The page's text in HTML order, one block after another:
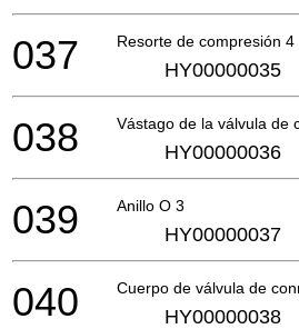
Resorte de compresión 4
037 HY00000035
Vástago de la válvula de
038 HY00000036
Anillo O 3
039 HY00000037
Cuerpo de válvula de
040 HY00000038